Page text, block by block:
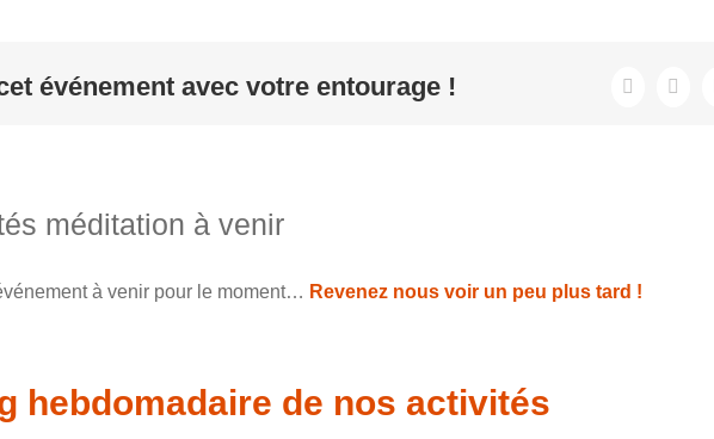
événement avec votre entourage !
méditation à venir
à venir pour le moment… Revenez nous voir un peu plus tard !
hebdomadaire de nos activités